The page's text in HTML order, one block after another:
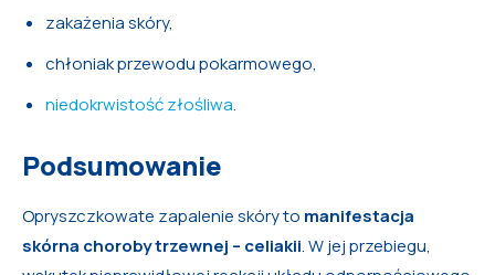
zakażenia skóry,
chłoniak przewodu pokarmowego,
niedokrwistość złośliwa.
Podsumowanie
Opryszczkowate zapalenie skóry to manifestacja
skórna choroby trzewnej – celiakii. W jej przebiegu,